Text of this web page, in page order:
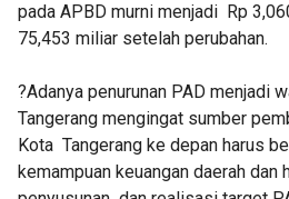
pada APBD murni menjadi Rp
75,453 miliar setelah perubahan.
?Adanya penurunan PAD menjadi
Tangerang mengingat sumber
Kota Tangerang ke depan harus
kemampuan keuangan daerah dan